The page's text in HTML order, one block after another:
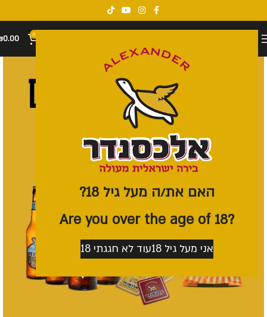
האם את/ה מעל גיל 18?
?Are you over the age of 18
אני מעל גיל 18 עוד לא חגגתי 18
0
0.00